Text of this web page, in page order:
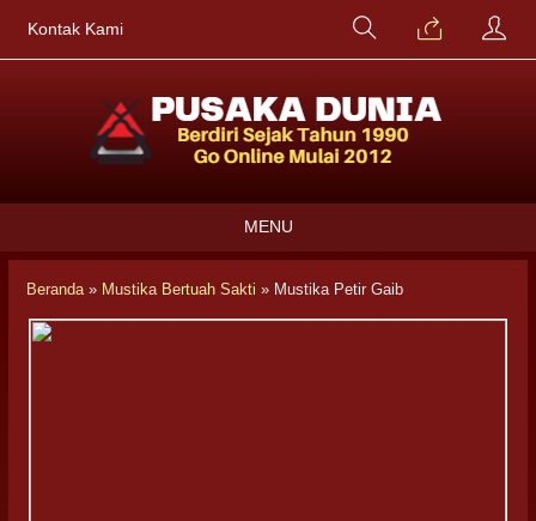
Kontak Kami
MENU
Beranda» Mustika Bertuah Sakti » Mustika Petir Gaib